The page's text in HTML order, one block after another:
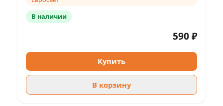
В наличии
590 ₽
Купить
В корзину